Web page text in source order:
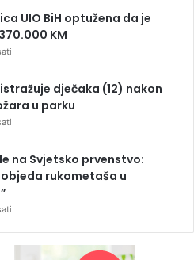
UIO BiH optužena da je
KM
dječaka (12) nakon
u parku
na Svjetsko prvenstvo:
rukometaša u